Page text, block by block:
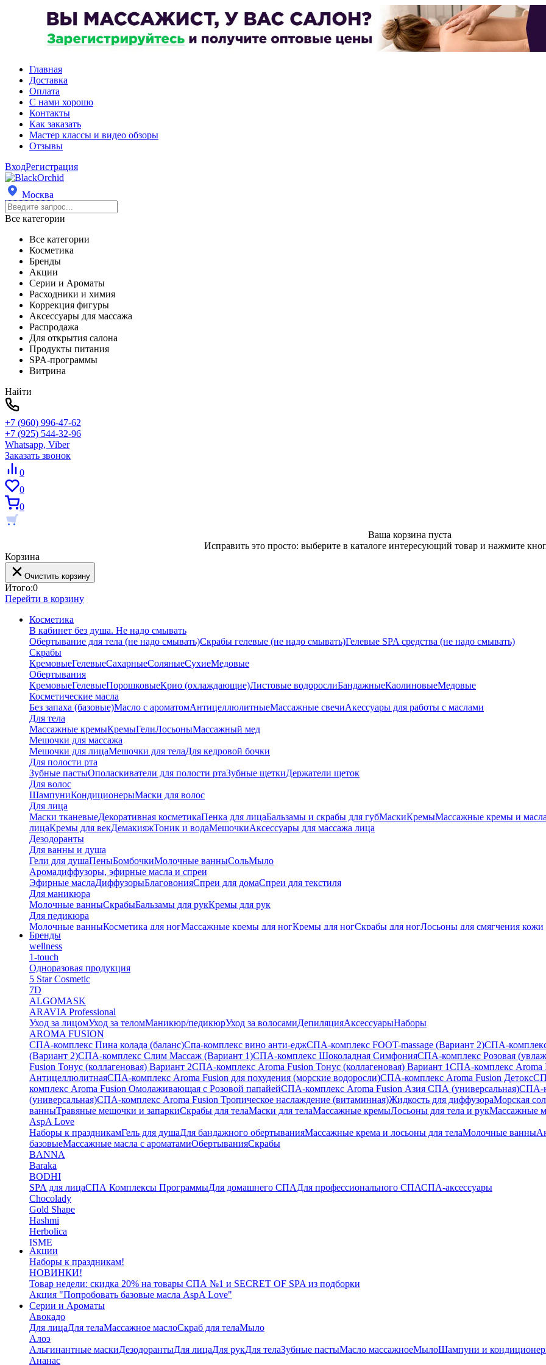
Главная
Доставка
Оплата
С нами хорошо
Контакты
Как заказать
Мастер классы и видео обзоры
Отзывы
ВходРегистрация
Москва
Все категории
Все категории
Косметика
Бренды
Акции
Серии и Ароматы
Расходники и химия
Коррекция фигуры
Аксессуары для массажа
Распродажа
Для открытия салона
Продукты питания
SPA-программы
Витрина
Найти
+7 (960) 996-47-62
+7 (925) 544-32-96
Whatsapp, Viber
Заказать звонок
0
0
0
Ваша корзина пуста
Исправить это просто: выберите в каталоге интересующий товар и нажмите
Корзина
Очистить корзину
Итого:0
Перейти в корзину
Косметика
В кабинет без душа. Не надо смывать
Обертывание для тела (не надо смывать)Скрабы гелевые (не надо смывать)Гелевые SPA средства (не надо смывать)
Скрабы
КремовыеГелевыеСахарныеСоляныеСухиеМедовые
Обертывания
КремовыеГелевыеПорошковыеКрио (охлаждающие)Листовые водорослиБандажныеКаолиновыеМедовые
Косметические масла
Без запаха (базовые)Масло с ароматомАнтицеллюлитныеМассажные свечиАкессуары для работы с маслами
Для тела
Массажные кремыКремыГелиЛосьоныМассажный мед
Мешочки для массажа
Мешочки для лицаМешочки для телаДля кедровой бочки
Для полости рта
Зубные пастыОполаскиватели для полости ртаЗубные щеткиДержатели щеток
Для волос
ШампуниКондиционерыМаски для волос
Для лица
Маски тканевыеДекоративная косметикаПенка для лицаБальзамы и скрабы для губМаскиКремыМассажные кремы и масла
лицаКремы для векДемакияжТоник и водаМешочкиАксессуары для массажа лица
Дезодоранты
Для ванны и душа
Гели для душаПеныБомбочкиМолочные ванныСольМыло
Аромадиффузоры, эфирные масла и спреи
Эфирные маслаДиффузорыБлаговонияСпреи для домаСпреи для текстиля
Для маникюра
Молочные ванныСкрабыБальзамы для рукКремы для рук
Для педикюра
Молочные ванныКосметика для ногМассажные кремы для ногКремы для ногСкрабы для ногЛосьоны для смягчения кожи
Тайские бальзамы
Альгинатные маски
Бренды
wellness
1-touch
Одноразовая продукция
5 Star Cosmetic
7D
ALGOMASK
ARAVIA Professional
Уход за лицомУход за теломМаникюр/педикюрУход за волосамиДепиляцияАксессуарыНаборы
AROMA FUSION
СПА-комплекс Пина колада (баланс)Cпа-комплекс вино анти-еджСПА-комплекс FOOT-massage (Вариант 2)СПА-
(Вариант 2)СПА-комплекс Слим Массаж (Вариант 1)СПА-комплекс Шоколадная СимфонияСПА-комплекс Розовая
Fusion Тонус (коллагеновая) Вариант 2СПА-комплекс Aroma Fusion Тонус (коллагеновая) Вариант 1СПА-комплекс Aroma
АнтицеллюлитнаяСПА-комплекс Aroma Fusion для похудения (морские водоросли)СПА-комплекс Aroma Fusion Детокс
комплекс Aroma Fusion Омолаживающая с Розовой папайейСПА-комплекс Aroma Fusion Азия СПА (универсальная)СПА-
(универсальная)СПА-комплекс Aroma Fusion Тропическое наслаждение (витаминная)Жидкость для диффузораМорская
ванныТравяные мешочки и запаркиСкрабы для телаМаски для телаМассажные кремыЛосьоны для тела и рукМассажные
AspA Love
Наборы к праздникамГель для душаДля бандажного обертыванияМассажные крема и лосьоны для телаМолочные ванны
базовыеМассажные масла с ароматамиОбертыванияСкрабы
BANNA
Baraka
BODHI
SPA для лицаСПА Комплексы ПрограммыДля домашнего СПАДля профессионального СПАСПА-аксессуары
Chocolady
Gold Shape
Hashmi
Herbolica
ISME
Jinda
Juman
Katha
Kelebek
Kokonut
Маски для тела
L'Cosmetics
LAMENATT
NARDA
NEWSKY
Акции
Наборы к праздникам!
НОВИНКИ!
Товар недели: скидка 20% на товары СПА №1 и SECRET OF SPA из подборки
Акция "Попробовать базовые масла AspA Love"
Серии и Ароматы
Авокадо
Для лицаДля телаМассажное маслоСкраб для телаМыло
Алоэ
Альгинантные маскиДезодорантыДля лицаДля рукДля телаЗубные пастыМасло массажноеМылоШампуни и
Ананас